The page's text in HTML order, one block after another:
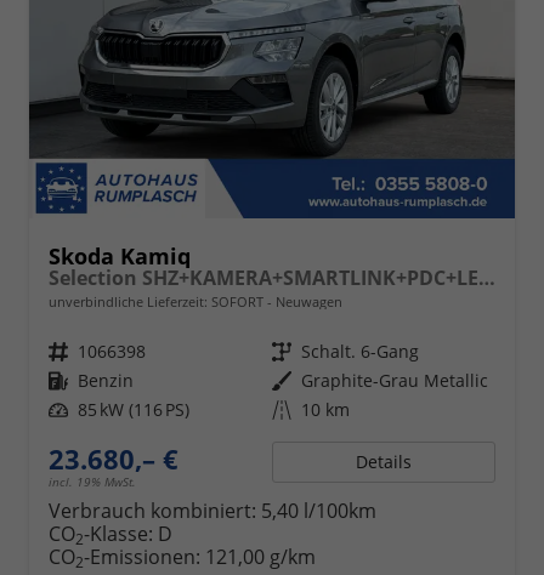
Skoda Kamiq
Selection SHZ+KAMERA+SMARTLINK+PDC+LED+16" ALU
unverbindliche Lieferzeit: SOFORT Neuwagen
Fahrzeugnr. 1066398 Getriebe Schalt. 6-Gang
Kraftstoff Benzin Außenfarbe Graphite-Grau Metallic
Leistung 85 kW (116 PS) Kilometerstand 10 km
23.680,– €
incl. 19% MwSt.
Details
Verbrauch kombiniert: 5,40 l/100km
CO2-Klasse: D
CO2-Emissionen: 121,00 g/km